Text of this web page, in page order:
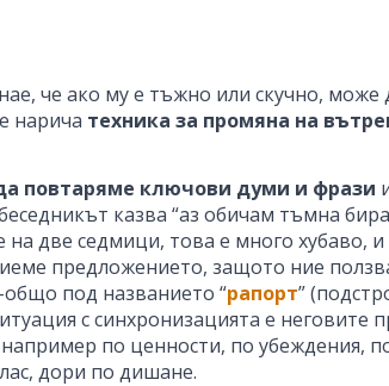
че ако му е тъжно или скучно, може
нарича техника за промяна на
повтаряме ключови думи и фрази
казва “аз обичам тъмна
две седмици, това е много хубаво,
предложението, защото ние
общо под названието “рапорт”
с синхронизацията е неговите
по ценности, по убеждения,
дори по дишане.